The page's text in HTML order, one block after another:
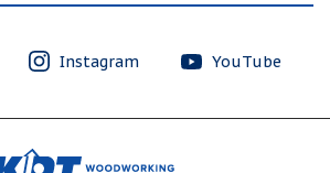
Instagram YouTube